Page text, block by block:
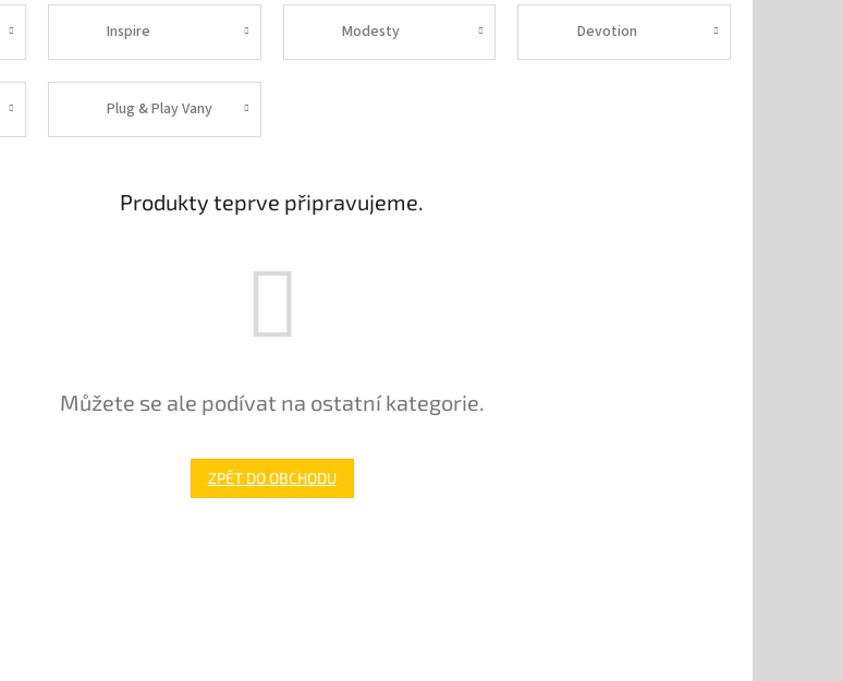
Inspire Modesty Devotion
Plug & Play Vany
Produkty teprve připravujeme.
Můžete se ale podívat na ostatní kategorie.
ZPĚT DO OBCHODU